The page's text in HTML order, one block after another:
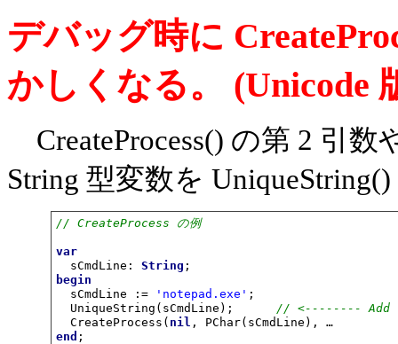
デバッグ時に
かしくなる。 (Unicode
CreateProcess() の第 2 引数
String 型変数を
// CreateProcess の例
var
sCmdLine: String
begin
sCmdLine :=
'notepad.exe' ;
UniqueString(sCmdLine); // <-------- Add
CreateProcess( nil , PChar(sCmdLine), …
end ;